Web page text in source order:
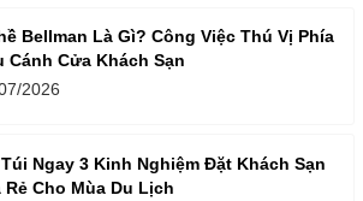
Bellman Là Gì? Công Việc Thú Vị Phía
Cánh Cửa Khách Sạn
2026
Ngay 3 Kinh Nghiệm Đặt Khách Sạn
Rẻ Cho Mùa Du Lịch